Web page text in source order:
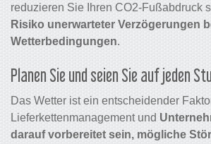
reduzieren Sie Ihren CO2-Fußabdruck
Risiko unerwarteter Verzögerungen
Wetterbedingungen.
Planen Sie und seien Sie auf jeden
Das Wetter ist ein entscheidender
Lieferkettenmanagement und
darauf vorbereitet sein, mögliche